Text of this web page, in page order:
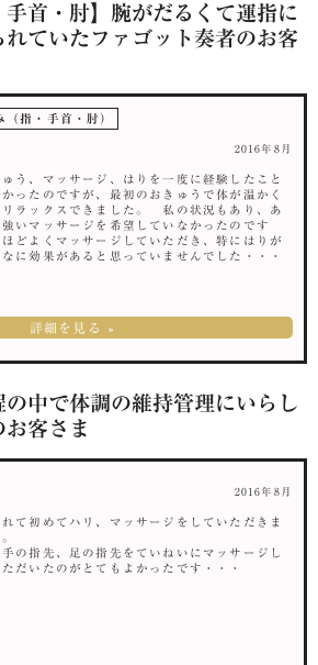
手首・肘】腕がだるくて運指に
れていたファゴット奏者のお客
（指・手首・肘）
2016年8月
ゅう、マッサージ、はりを一度に経験したこと
かったのですが、最初のおきゅうで体が温かく
リラックスできました。 私の状況もあり、あ
強いマッサージを希望していなかったのです
ほどよくマッサージしていただき、特にはりが
なに効果があると思っていませんでした・・・
詳細を見る »
の中で体調の維持管理にいらし
お客さま
2016年8月
れて初めてハリ、マッサージをしていただきま
手の指先、足の指先をていねいにマッサージし
ただいたのがとてもよかったです・・・